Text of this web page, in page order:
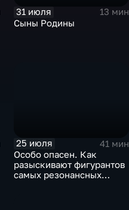
31 июля
13 мин
Сыны Родины
25 июля
41 мин
Особо опасен. Как
разыскивают фигурантов
самых резонансных